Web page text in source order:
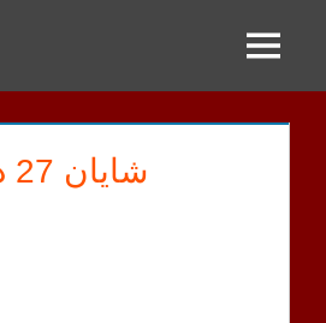
Menu
شایان 27 دی